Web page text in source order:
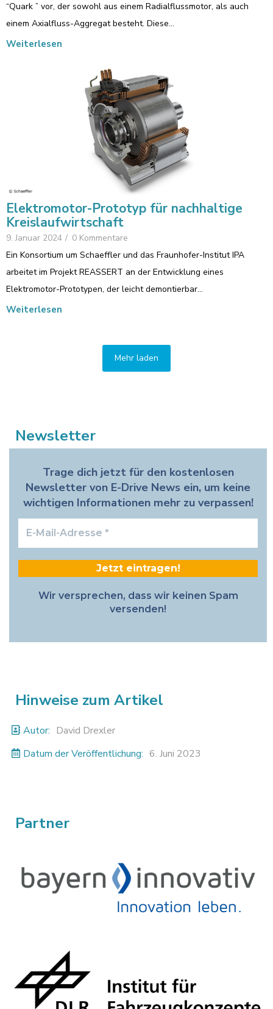
“Quark ” vor, der sowohl aus einem Radialflussmotor, als auch
einem Axialfluss-Aggregat besteht. Diese…
Weiterlesen
Elektromotor-Prototyp für nachhaltige
Kreislaufwirtschaft
9. Januar 2024 / 0 Kommentare
Ein Konsortium um Schaeffler und das Fraunhofer-Institut IPA
arbeitet im Projekt REASSERT an der Entwicklung eines
Elektromotor-Prototypen, der leicht demontierbar…
Weiterlesen
Mehr laden
Newsletter
Trage dich jetzt für den kostenlosen
Newsletter von E-Drive News ein, um keine
wichtigen Informationen mehr zu verpassen!
Mail-
Adresse
*
Wir versprechen, dass wir keinen Spam
versenden!
Hinweise zum Artikel
Autor: David Drexler
Datum der Veröffentlichung: 6. Juni 2023
Partner